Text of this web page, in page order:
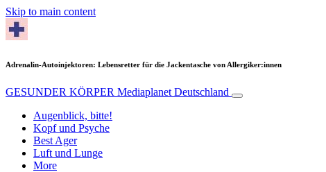
Skip to main content
Adrenalin‑Autoinjektoren: Lebensretter für die Jackentasche von Allergiker:innen
GESUNDER KÖRPER Mediaplanet Deutschland
Augenblick, bitte!
Kopf und Psyche
Best Ager
Luft und Lunge
More